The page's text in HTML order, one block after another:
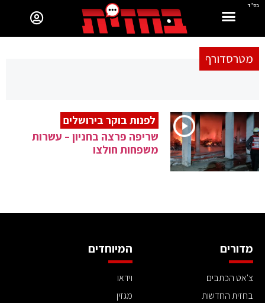
בס"ד
מטרסדורף
לפנות בוקר בירושלים
שריפה פרצה בחניון – עשרות
משפחות חולצו
מדורים
צ'אט הכתבים
בחזית החדשות
המיוחדים
וידאו
מגזין